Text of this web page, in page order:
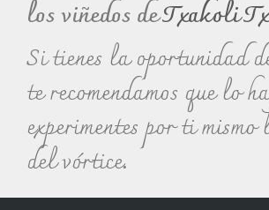
los viñedos deTxakoli
Si tienes la oportunidad
te recomendamos que lo
experimentes por ti
del vórtice.